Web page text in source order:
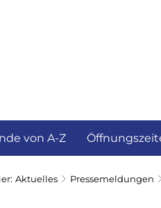
von A-Z
Aktuelles Pressemeldungen